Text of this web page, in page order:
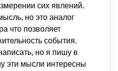
сих явлений.
но это аналог
что позволяет
события.
но я пишу в
эти мысли интересны